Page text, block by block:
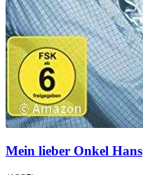
Mein lieber Onkel Hans